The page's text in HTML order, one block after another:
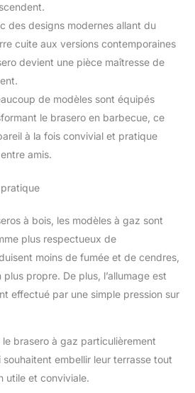
des designs modernes allant du
cuite aux versions contemporaines
devient une pièce maîtresse de
de modèles sont équipés
le brasero en barbecue, ce
à la fois convivial et pratique
amis.
à bois, les modèles à gaz sont
plus respectueux de
moins de fumée et de cendres,
plus propre. De plus, l’allumage est
effectué par une simple pression sur
brasero à gaz particulièrement
embellir leur terrasse tout
utile et conviviale.